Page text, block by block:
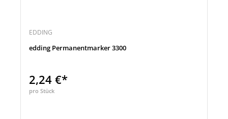
EDDING
edding Permanentmarker 3300
2,24 €*
pro Stück